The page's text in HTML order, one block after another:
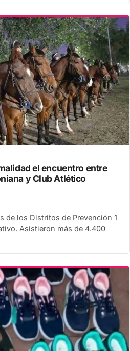
el encuentro entre
y Club Atlético
de los Distritos de Prevención 1
Asistieron más de 4.400